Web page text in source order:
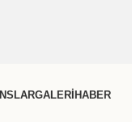
GALERI HABER